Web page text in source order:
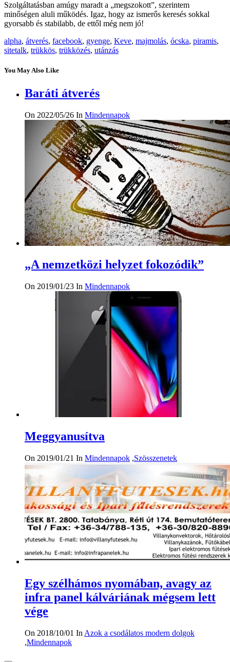
Szolgáltatásban amúgy maradt a „megszokott”, szerintem
minőségen aluli működés. Igaz, hogy az ismerős keresés sokkal
gyorsabb és stabilabb, de ettől még nem jó!
alpha, átverés, facebook, gyenge, Keve, majmolás, ócska, piramis,
sitetalk, trükkös, trükközés, utánzás
You May Also Like
Baráti átverés
On 2022/05/26 In Mindennapok
„A nemzetközi helyzet fokozódik”
On 2019/01/23 In Mindennapok
Meggyanusítva
On 2019/01/21 In Mindennapok ,Szösszenetek
Egy szélhámos nyomában, avagy az
infra panel kálváriának mégsem lett
vége
On 2018/10/01 In Azok a csodálatos modern dolgok
,Mindennapok